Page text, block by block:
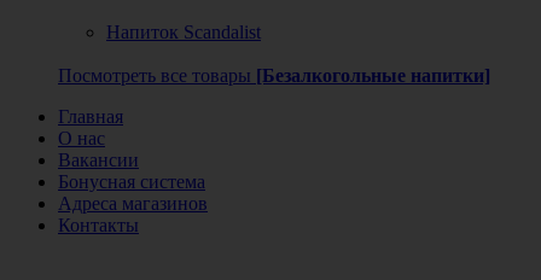
Напиток Scandalist
Посмотреть все товары [Безалкогольные напитки]
Главная
О нас
Вакансии
Бонусная система
Адреса магазинов
Контакты